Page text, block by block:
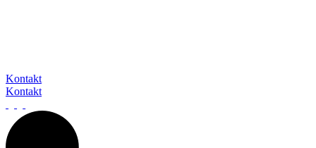
Kontakt
Kontakt